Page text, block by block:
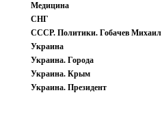
Медицина
СНГ
СССР. Политики. Гобачев Михаил
Украина
Украина. Города
Украина. Крым
Украина. Президент